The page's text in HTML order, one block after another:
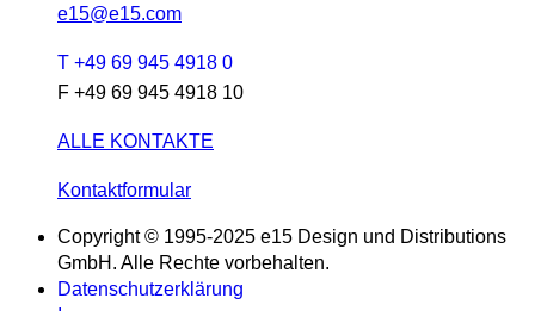
e15@e15.com
T +49 69 945 4918 0
F +49 69 945 4918 10
ALLE KONTAKTE
Kontaktformular
Copyright © 1995-2025 e15 Design und Distributions
GmbH. Alle Rechte vorbehalten.
Datenschutzerklärung